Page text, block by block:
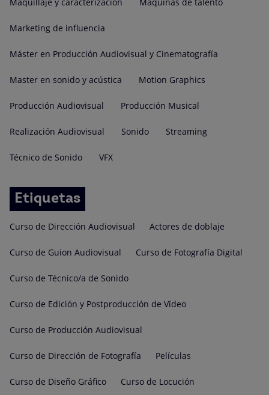
Marketing de influencia
Máster en Producción Audiovisual y Cinematografía
Master en sonido y acústica Motion Graphics
Producción Audiovisual Producción Musical
Realización Audiovisual Sonido Streaming
Técnico de Sonido VFX
Etiquetas
Curso de Dirección Audiovisual Actores de doblaje
Curso de Guion Audiovisual Curso de Fotografía Digital
Curso de Técnico/a de Sonido
Curso de Edición y Postproducción de Vídeo
Curso de Producción Audiovisual
Curso de Dirección de Fotografía Películas
Curso de Diseño Gráfico Curso de Locución